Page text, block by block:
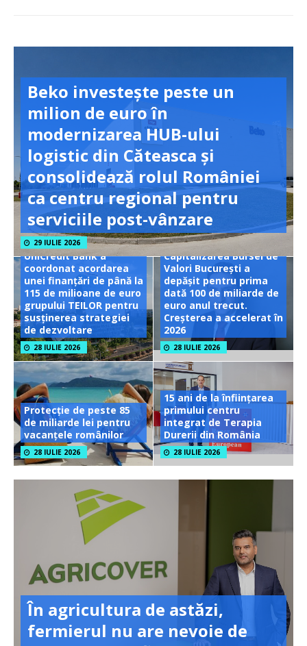
Beko investește peste un
milion de euro în
modernizarea HUB-ului
logistic din Căteasca și
consolidează rolul României
ca centru regional pentru
serviciile post-vânzare
29 IULIE 2026
UniCredit Bank a
coordonat acordarea
unei finanțări de până la
115 de milioane de euro
grupului TEILOR pentru
susținerea strategiei
de dezvoltare
28 IULIE 2026
Capitalizarea Bursei de
Valori București a
depășit pentru prima
dată 100 de miliarde de
euro anul trecut.
Creșterea a accelerat în
2026
28 IULIE 2026
Protecție de peste 85
de miliarde lei pentru
vacanțele românilor
28 IULIE 2026
15 ani de la înființarea
primului centru
integrat de Terapia
Durerii din România
28 IULIE 2026
În agricultura de astăzi,
fermierul nu are nevoie de